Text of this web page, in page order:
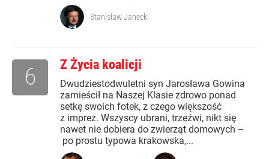
Stanisław Janecki
Z Życia koalicji
Dwudziestodwuletni syn Jarosława Gowina
zamieścił na Naszej Klasie zdrowo ponad
setkę swoich fotek, z czego większość
z imprez. Wszyscy ubrani, trzeźwi, nikt się
nawet nie dobiera do zwierząt domowych –
po prostu typowa krakowska,...
6